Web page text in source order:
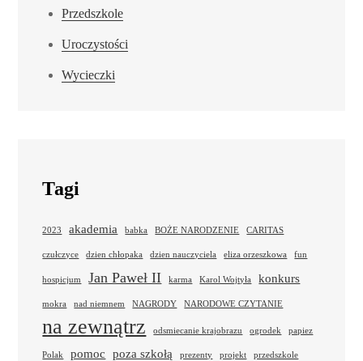
Przedszkole
Uroczystości
Wycieczki
Tagi
2023 akademia babka BOŻE NARODZENIE CARITAS
czułczyce dzien chłopaka dzien nauczyciela eliza orzeszkowa fun
hospicjum Jan Paweł II karma Karol Wojtyła konkurs
mokra nad niemnem NAGRODY NARODOWE CZYTANIE
na zewnątrz odsmiecanie krajobrazu ogrodek papiez
Polak pomoc poza szkołą prezenty projekt przedszkole